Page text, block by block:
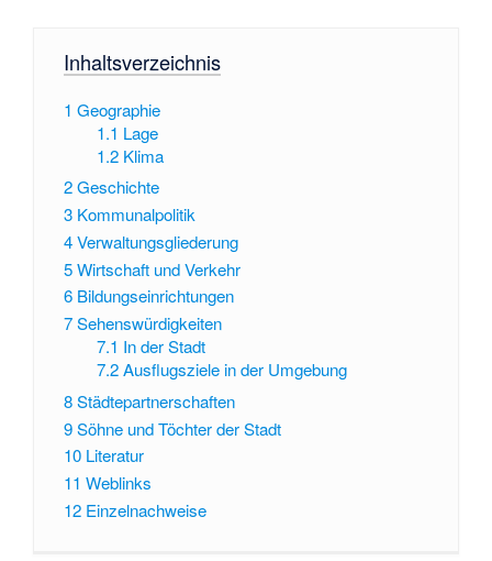
Inhaltsverzeichnis
1 Geographie
1.1 Lage
1.2 Klima
2Geschichte
3 Kommunalpolitik
4Verwaltungsgliederung
5Wirtschaft und Verkehr
6 Bildungseinrichtungen
7Sehenswürdigkeiten
7.1 In der Stadt
7.2 Ausflugsziele in der Umgebung
8Städtepartnerschaften
9Söhne und Töchter der Stadt
10 Literatur
11 Weblinks
12 Einzelnachweise